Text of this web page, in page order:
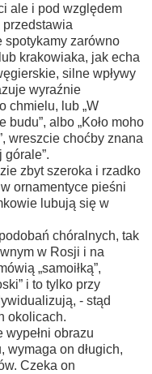
ale i pod względem
przedstawia
spotykamy zarówno
krakowiaka, jak echa
silne wpływy
wyraźnie
chmielu, lub „W
budu”, albo „Koło moho
wreszcie choćby znana
zbyt szeroka i rzadko
ornamentyce pieśni
lubują się w
chóralnych, tak
w Rosji i na
„samoiłką”,
i to tylko przy
- stąd
okolicach.
wypełni obrazu
wymaga on długich,
Czeka on